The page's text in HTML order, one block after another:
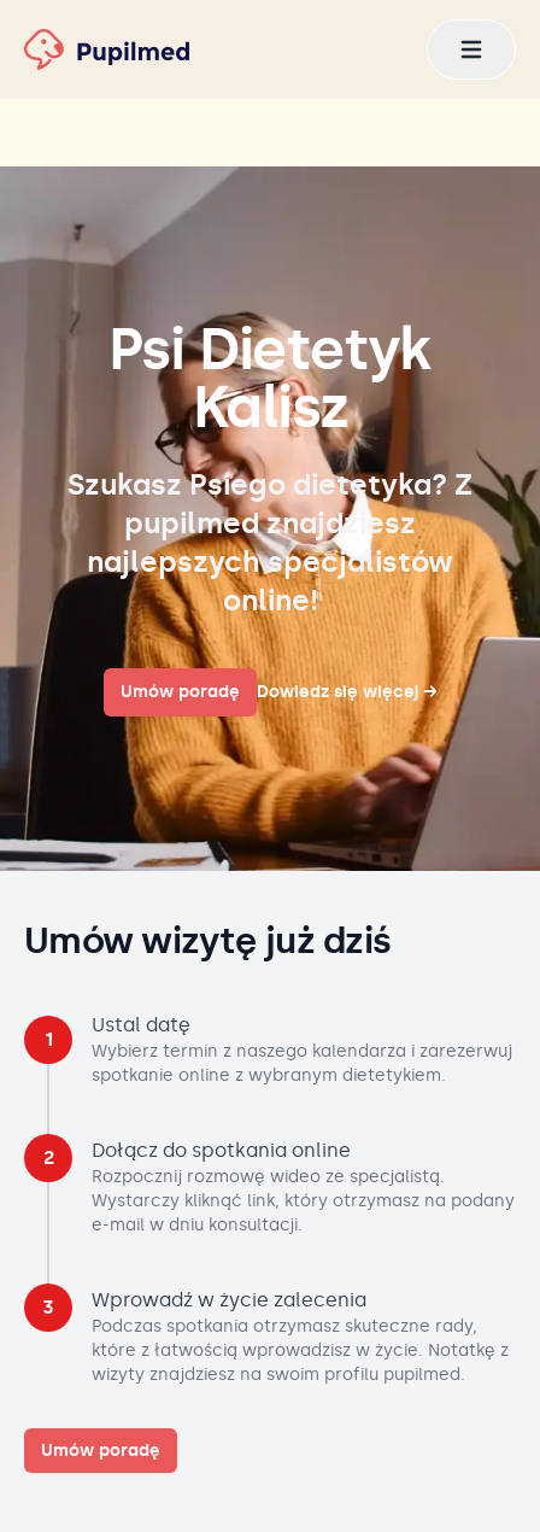
Psi Dietetyk
Kalisz
Szukasz Psiego dietetyka? Z
pupilmed znajdziesz
najlepszych specjalistów
online!
Umów poradę Dowiedz się więcej →
Umów wizytę już dziś
1
Ustal datę
Wybierz termin z naszego kalendarza i zarezerwuj
spotkanie online z wybranym dietetykiem.
2 Dołącz do spotkania online
Rozpocznij rozmowę wideo ze specjalistą.
Wystarczy kliknąć link, który otrzymasz na podany
e-mail w dniu konsultacji.
3 Wprowadź w życie zalecenia
Podczas spotkania otrzymasz skuteczne rady,
które z łatwością wprowadzisz w życie. Notatkę z
wizyty znajdziesz na swoim profilu pupilmed.
Umów poradę